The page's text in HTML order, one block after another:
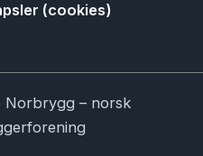
(cookies)
– norsk